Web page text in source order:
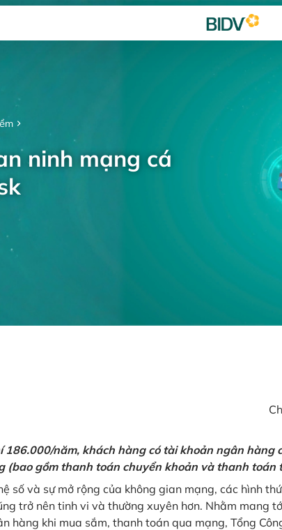
ninh mạng cá
186.000/năm, khách hàng có tài khoản ngân hàng
(bao gồm thanh toán chuyển khoản và thanh toán
số và sự mở rộng của không gian mạng, các hình
trở nên tinh vi và thường xuyên hơn. Nhằm mang
hàng khi mua sắm, thanh toán qua mạng, Tổng